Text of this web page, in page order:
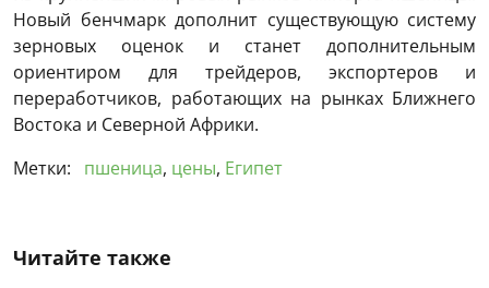
Новый бенчмарк дополнит существующую систему
зерновых оценок и станет дополнительным
ориентиром для трейдеров, экспортеров и
переработчиков, работающих на рынках Ближнего
Востока и Северной Африки.
Метки:
пшеница, цены, Египет
Читайте также